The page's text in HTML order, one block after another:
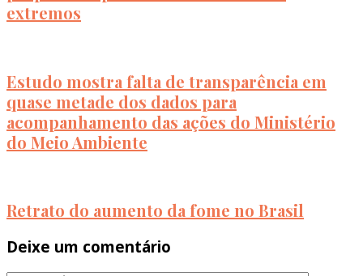
extremos
Estudo mostra falta de transparência em
quase metade dos dados para
acompanhamento das ações do Ministério
do Meio Ambiente
Retrato do aumento da fome no Brasil
Deixe um comentário